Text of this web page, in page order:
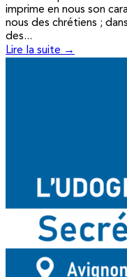
imprime en nous son
nous des chrétiens ;
des...
Lire la suite →